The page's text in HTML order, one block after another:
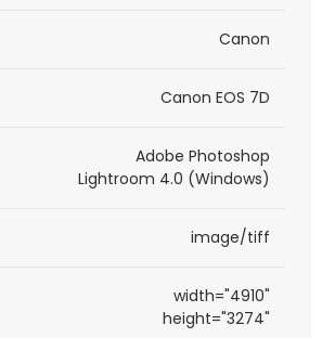
Canon
Canon EOS 7D
Adobe Photoshop
Lightroom 4.0 (Windows)
image/tiff
width="4910"
height="3274"